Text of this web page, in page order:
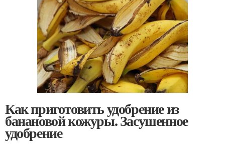
Как приготовить удобрение из
банановой кожуры. Засушенное
удобрение